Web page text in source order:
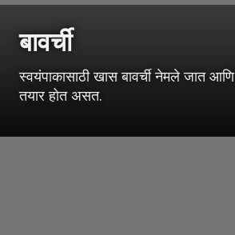
बावर्ची
स्वयंपाकासाठी खास बावर्ची नेमले जात
तयार होत असत.